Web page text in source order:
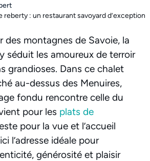
reberty : un restaurant savoyard d’exception
montagnes de Savoie, la
séduit les amoureux de terroir
grandioses. Dans ce chalet
au-dessus des Menuires,
fondu rencontre celle du
pour les plats de
pour la vue et l’accueil
l’adresse idéale pour
générosité et plaisir